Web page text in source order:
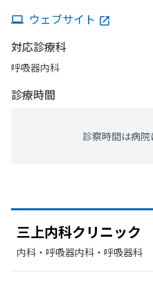
ウェブサイト
対応診療科
呼吸器内科
診療時間
診察時間は病
三上内科クリニック
内科・​呼吸器内科・​呼吸器科